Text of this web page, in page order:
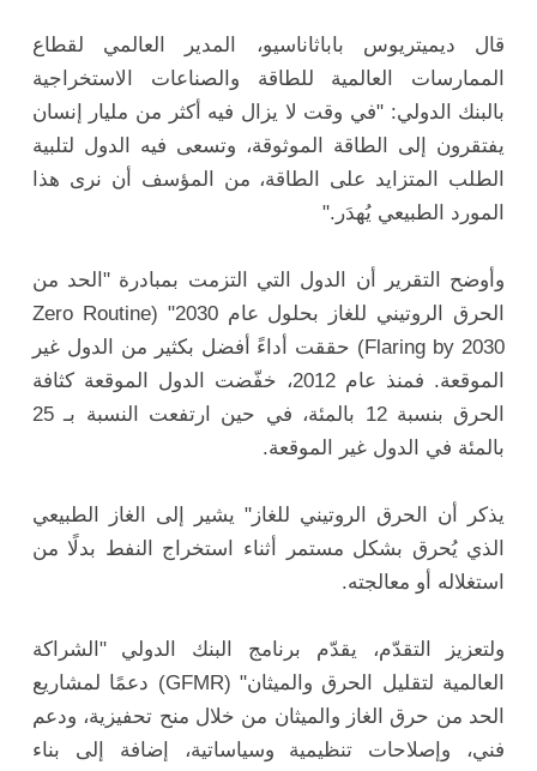
قال ديميتريوس باباثاناسيو، المدير العالمي لقطاع
الممارسات العالمية للطاقة والصناعات الاستخراجية
بالبنك الدولي: "في وقت لا يزال فيه أكثر من مليار إنسان
يفتقرون إلى الطاقة الموثوقة، وتسعى فيه الدول لتلبية
الطلب المتزايد على الطاقة، من المؤسف أن نرى هذا
المورد الطبيعي يُهدَر."
وأوضح التقرير أن الدول التي التزمت بمبادرة "الحد من
الحرق الروتيني للغاز بحلول عام 2030" (Zero Routine
Flaring by 2030) حققت أداءً أفضل بكثير من الدول غير
الموقعة. فمنذ عام 2012، خفّضت الدول الموقعة كثافة
الحرق بنسبة 12 بالمئة، في حين ارتفعت النسبة بـ 25
بالمئة في الدول غير الموقعة.
يذكر أن الحرق الروتيني للغاز" يشير إلى الغاز الطبيعي
الذي يُحرق بشكل مستمر أثناء استخراج النفط بدلًا من
استغلاله أو معالجته.
ولتعزيز التقدّم، يقدّم برنامج البنك الدولي "الشراكة
العالمية لتقليل الحرق والميثان" (GFMR) دعمًا لمشاريع
الحد من حرق الغاز والميثان من خلال منح تحفيزية، ودعم
فني، وإصلاحات تنظيمية وسياساتية، إضافة إلى بناء